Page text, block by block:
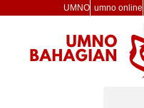
content
UMNO umno online